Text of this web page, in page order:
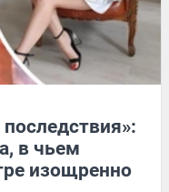
в чьем
изощренно